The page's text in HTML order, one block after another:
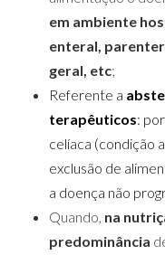
em ambiente
enteral,
geral, etc;
Referente a
terapêuticos:
celíaca (condição
exclusão de
a doença não
Quando, na
predominância